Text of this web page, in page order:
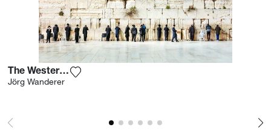
The Western Wall I
Jörg Wanderer